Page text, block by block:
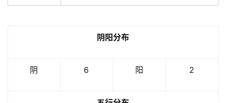
阴阳分布
阴 6 阳 2